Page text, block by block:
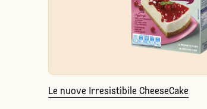
Le nuove Irresistibile CheeseCake